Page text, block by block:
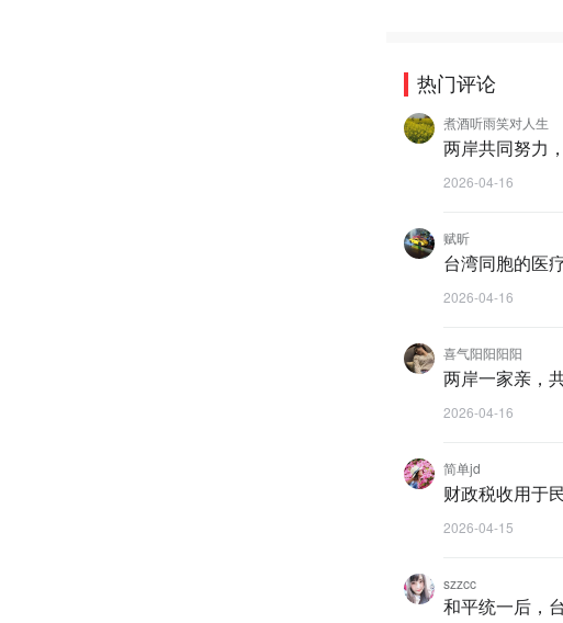
热门评论
煮酒听雨笑对人生
两岸共同努力
2026-04-16
赋昕
台湾同胞的医
2026-04-16
喜气阳阳阳阳
两岸一家亲，
2026-04-16
简单jd
财政税收用于
2026-04-15
szzcc
和平统一后，